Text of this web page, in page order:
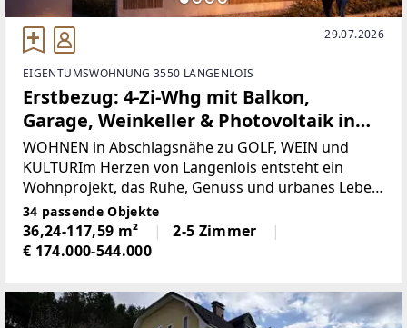
29.07.2026
EIGENTUMSWOHNUNG 3550 LANGENLOIS
Erstbezug: 4-Zi-Whg mit Balkon,
Garage, Weinkeller & Photovoltaik in
Langenlois!
WOHNEN in Abschlagsnähe zu GOLF, WEIN und
KULTURIm Herzen von Langenlois entsteht ein
Wohnprojekt, das Ruhe, Genuss und urbanes Leben
auf besondere Weise verbindet. Hier genießen Sie
nicht nur modernen Wohnkomfort, sondern auch
ein einzigartiges
34 passende Objekte
36,24-117,59 m²
2-5 Zimmer
€ 174.000-544.000